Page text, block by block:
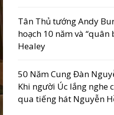
Tân Thủ tướng Andy
hoạch 10 năm và “quân
Healey
50 Năm Cung Đàn
Khi người Úc lắng nghe
qua tiếng hát Nguyễn